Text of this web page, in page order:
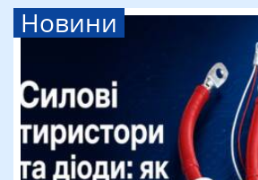
Новини